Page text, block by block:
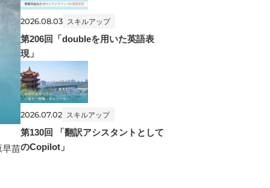
苗
2026.08.03 スキルアップ
第206回「doubleを用いた英語表
現」
2026.07.02 スキルアップ
第130回 「翻訳アシスタントとして
のCopilot」